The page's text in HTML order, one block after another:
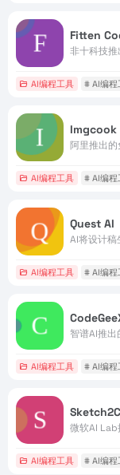
Fitten
非十科技
AI编程工具 # AI编程
Imgcook
阿里推出
AI编程工具 # AI编程
Quest AI
AI将设计
AI编程工具 # AI编程
智谱AI推
AI编程工具 # AI编程
微软AI Lab
AI编程工具 # AI编程